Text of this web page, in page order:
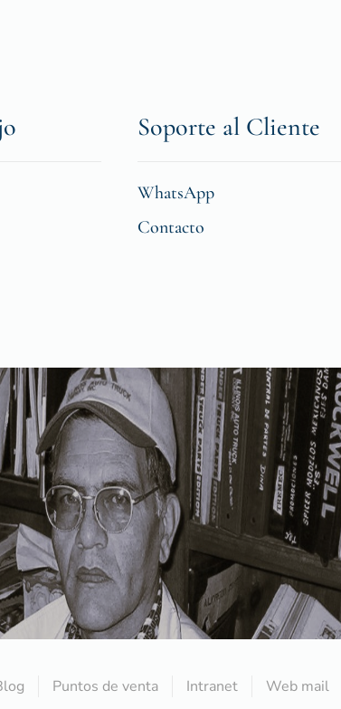
Soporte al Cliente
WhatsApp
Contacto
Puntos de venta Intranet Web mail